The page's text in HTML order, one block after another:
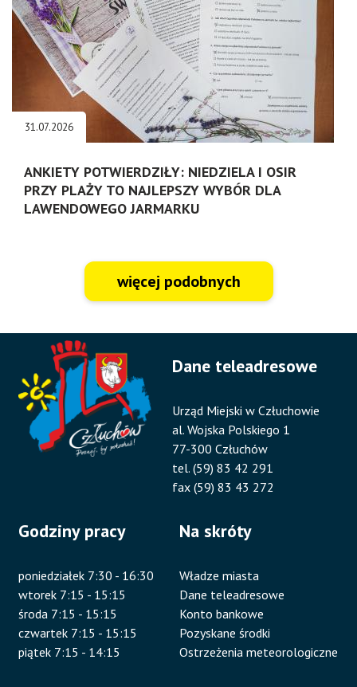
31.07.2026
ANKIETY POTWIERDZIŁY: NIEDZIELA I OSIR
PRZY PLAŻY TO NAJLEPSZY WYBÓR DLA
LAWENDOWEGO JARMARKU
więcej podobnych
Dane teleadresowe
Urząd Miejski w Człuchowie
al. Wojska Polskiego 1
77-300 Człuchów
tel. (59) 83 42 291
fax (59) 83 43 272
Godziny pracy
poniedziałek 7:30 - 16:30
wtorek 7:15 - 15:15
środa 7:15 - 15:15
czwartek 7:15 - 15:15
piątek 7:15 - 14:15
Na skróty
Władze miasta
Dane teleadresowe
Konto bankowe
Pozyskane środki
Ostrzeżenia meteorologiczne